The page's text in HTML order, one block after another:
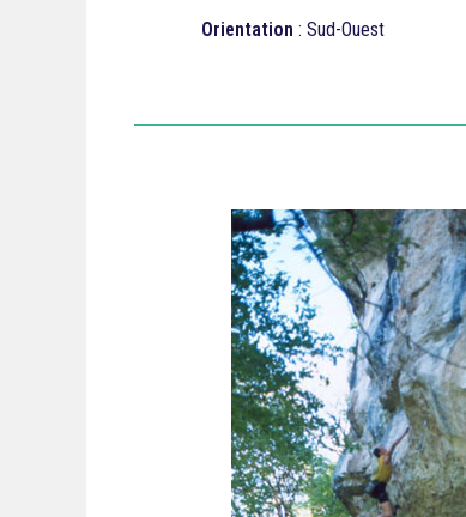
Orientation : Sud-Ouest